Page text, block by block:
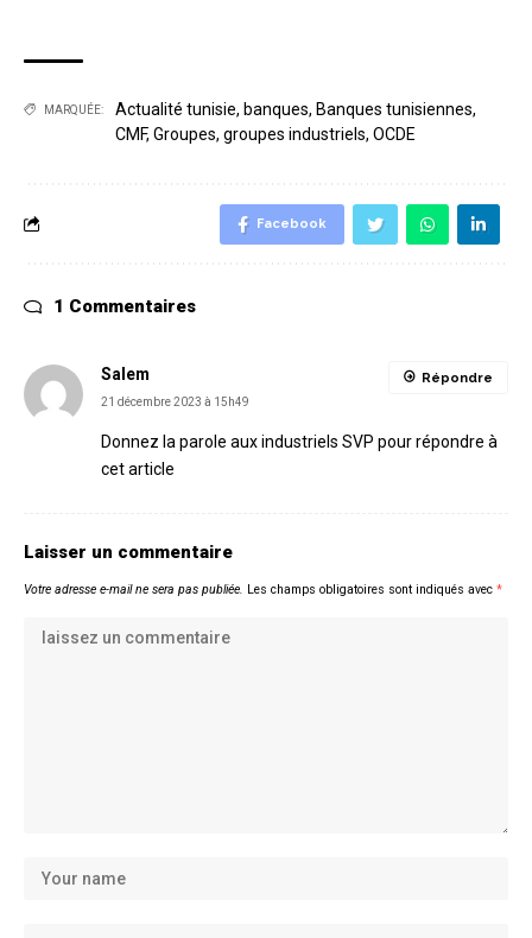
MARQUÉE: Actualité tunisie, banques, Banques tunisiennes,
CMF, Groupes, groupes industriels, OCDE
Facebook
1 Commentaires
Salem
21 décembre 2023 à 15h49
Donnez la parole aux industriels SVP pour répondre à
cet article
Répondre
Laisser un commentaire
Votre adresse e-mail ne sera pas publiée. Les champs obligatoires sont indiqués avec *